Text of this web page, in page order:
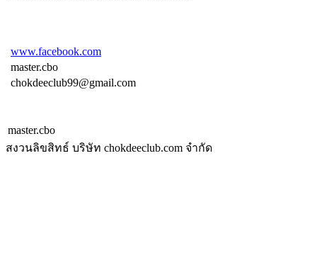
www.facebook.com
master.cbo
chokdeeclub99@gmail.com
master.cbo
สงวนลิขสิทธ์ บริษัท chokdeeclub.com จำกัด